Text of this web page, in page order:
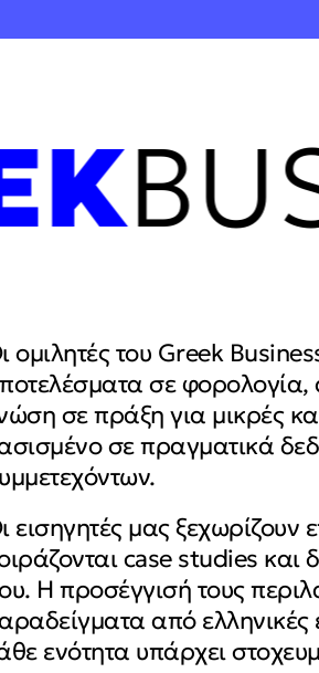
ομιλητές του Greek
σε φορολογία,
σε πράξη για μικρές
σε πραγματικά
εισηγητές μας
case studies
Η προσέγγισή τους
από ελληνικές
ενότητα υπάρχει